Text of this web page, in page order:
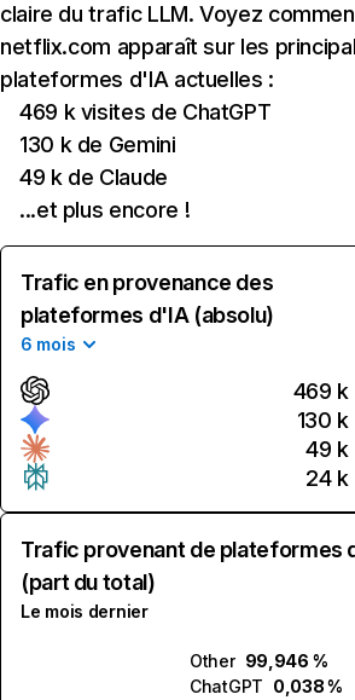
claire du trafic LLM. Voyez
netflix.com apparaît sur les
plateformes d'IA actuelles :
469 k visites de ChatGPT
130 k de Gemini
49 k de Claude
...et plus encore !
Trafic en provenance des
plateformes d'IA (absolu)
6 mois
469 k
130 k
49 k
24 k
Trafic provenant de plateformes
(part du total)
Le mois dernier
Other 99,946 %
ChatGPT 0,038 %